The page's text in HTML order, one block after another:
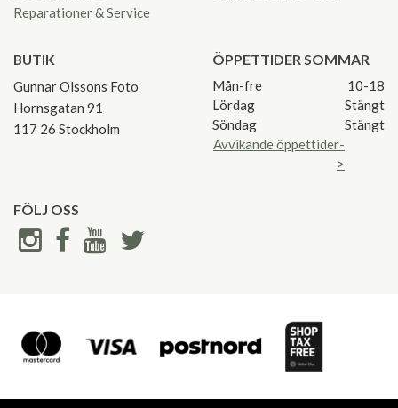
Reparationer & Service
BUTIK
Gunnar Olssons Foto
Hornsgatan 91
117 26 Stockholm
ÖPPETTIDER SOMMAR
Mån-fre
10-18
Lördag
Stängt
Söndag
Stängt
Avvikande öppettider-
>
FÖLJ OSS